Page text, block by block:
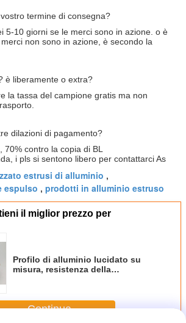
termine di consegna?
5-10 giorni se le merci sono in azione. o è
non sono in azione, è secondo la
è liberamente o extra?
la tassa del campione gratis ma non
dilazioni di pagamento?
contro la copia di BL
i pls si sentono libero per contattarci As
estrusi di alluminio ,
espulso , prodotti in alluminio estruso
il miglior prezzo per
Profilo di alluminio lucidato su
misura, resistenza della
Continua